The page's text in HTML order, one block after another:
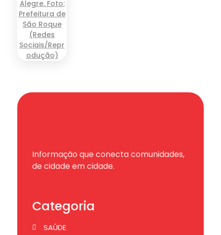
Informação que conecta comunidades,
de cidade em cidade.
Categoria
SAÚDE